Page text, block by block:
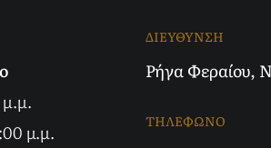
μ.μ.
ΔΙΕΥΘΥΝΣΗ
Ρήγα Φεραίου,
ΤΗΛΕΦΩΝΟ